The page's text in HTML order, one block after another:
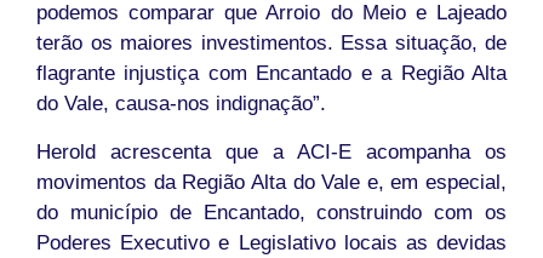
podemos comparar que Arroio do Meio e Lajeado
terão os maiores investimentos. Essa situação, de
flagrante injustiça com Encantado e a Região Alta
do Vale, causa-nos indignação”.
Herold acrescenta que a ACI-E acompanha os
movimentos da Região Alta do Vale e, em especial,
do município de Encantado, construindo com os
Poderes Executivo e Legislativo locais as devidas